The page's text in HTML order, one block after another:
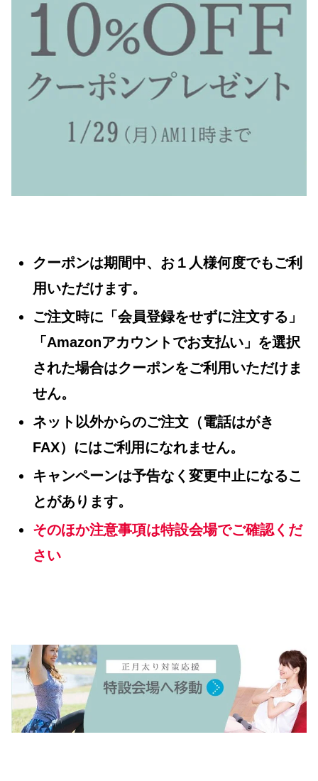
クーポンは期間中、お１人様何度でもご利
用いただけます。
ご注文時に「会員登録をせずに注文する」
「Amazonアカウントでお支払い」を選択
された場合はクーポンをご利用いただけま
せん。
ネット以外からのご注文（電話はがき
FAX）にはご利用になれません。
キャンペーンは予告なく変更中止になるこ
とがあります。
そのほか注意事項は特設会場でご確認くだ
さい